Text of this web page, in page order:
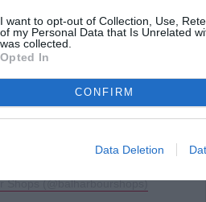
I want to opt-out of Collection, Use,
of my Personal Data that Is Unrelated
was collected.
Opted In
CONFIRM
Data Deletion
Shops (@balharbourshops)